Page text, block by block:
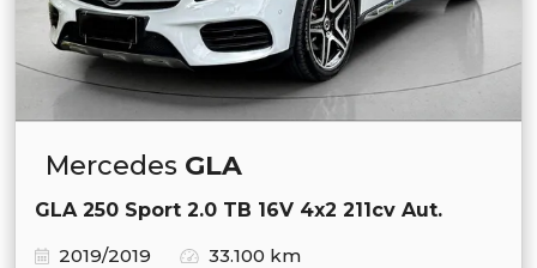
Mercedes GLA
GLA 250 Sport 2.0 TB 16V 4x2 211cv Aut.
2019/2019
33.100 km